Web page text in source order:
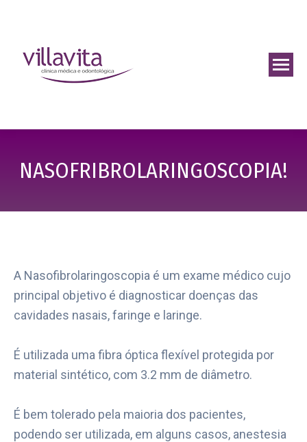
NASOFRIBROLARINGOSCOPIA!
A Nasofibrolaringoscopia é um exame médico cujo
principal objetivo é diagnosticar doenças das
cavidades nasais, faringe e laringe.
É utilizada uma fibra óptica flexível protegida por
material sintético, com 3.2 mm de diâmetro.
É bem tolerado pela maioria dos pacientes,
podendo ser utilizada, em alguns casos, anestesia